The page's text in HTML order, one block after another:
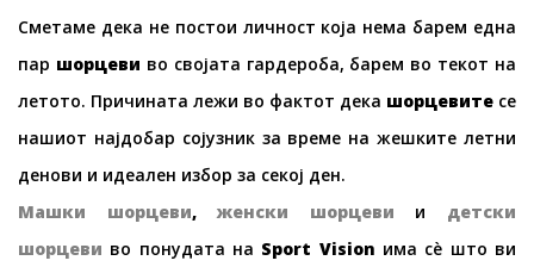
Сметаме дека не постои личност која нема барем една
пар шорцеви во својата гардероба, барем во текот на
летото. Причината лежи во фактот дека шорцевите се
нашиот најдобар сојузник за време на жешките летни
денови и идеален избор за секој ден.
Машки шорцеви,женски шорцеви и детски
шорцеви во понудата на Sport Vision има сè што ви